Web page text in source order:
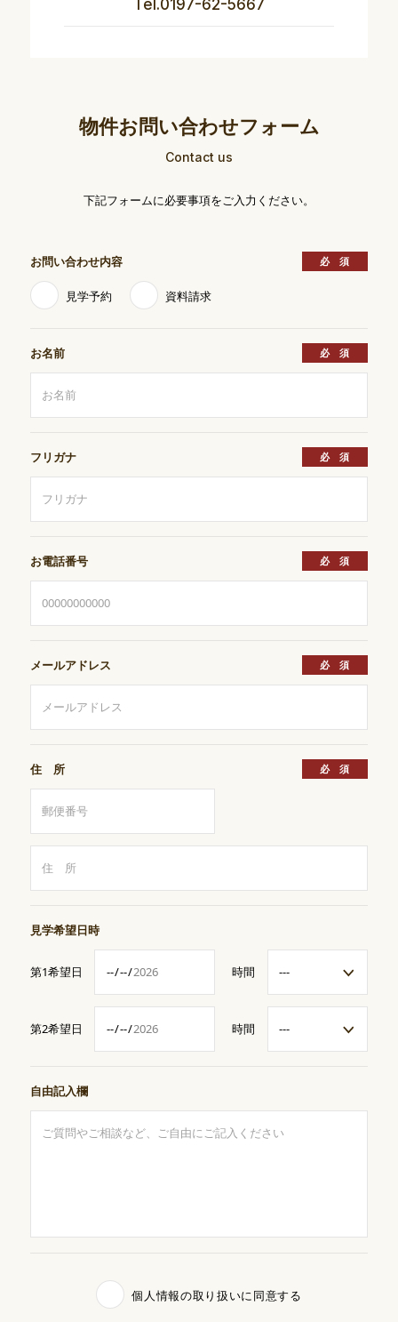
Tel.0197-62-5667
物件お問い合わせフォーム
Contact us
下記フォームに必要事項をご入力ください。
お問い合わせ内容
見学予約 資料請求
お名前
フリガナ
お電話番号
メールアドレス
住 所
見学希望日時
第1希望日 時間
第2希望日 時間
自由記入欄
個人情報の取り扱いに同意する